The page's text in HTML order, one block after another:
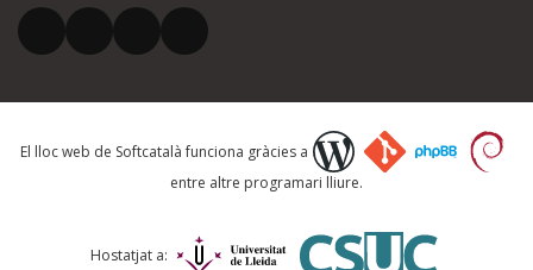
El lloc web de Softcatalà funciona gràcies a
entre altre programari lliure.
Hostatjat a: